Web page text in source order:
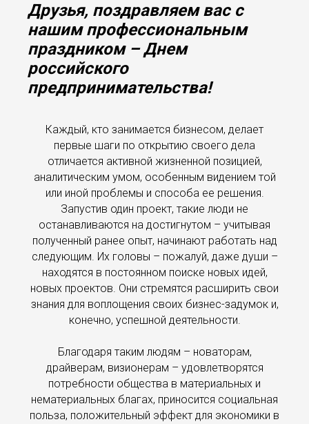
Друзья, поздравляем вас с
нашим профессиональным
праздником – Днем
российского
предпринимательства!
Каждый, кто занимается бизнесом, делает
первые шаги по открытию своего дела
отличается активной жизненной позицией,
аналитическим умом, особенным видением той
или иной проблемы и способа ее решения.
Запустив один проект, такие люди не
останавливаются на достигнутом – учитывая
полученный ранее опыт, начинают работать над
следующим. Их головы – пожалуй, даже души –
находятся в постоянном поиске новых идей,
новых проектов. Они стремятся расширить свои
знания для воплощения своих бизнес-задумок и,
конечно, успешной деятельности.
Благодаря таким людям – новаторам,
драйверам, визионерам – удовлетворятся
потребности общества в материальных и
нематериальных благах, приносится социальная
польза, положительный эффект для экономики в